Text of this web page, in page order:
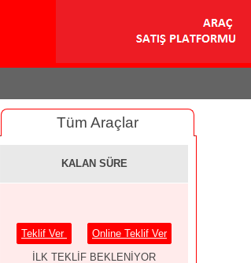
Tüm Araçlar
KALAN SÜRE
Teklif Ver
Online Teklif Ver
İLK TEKLİF BEKLENİYOR